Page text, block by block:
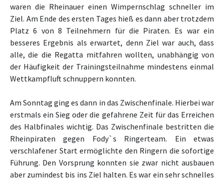
waren die Rheinauer einen Wimpernschlag schneller im
Ziel. Am Ende des ersten Tages hieß es dann aber trotzdem
Platz 6 von 8 Teilnehmern für die Piraten. Es war ein
besseres Ergebnis als erwartet, denn Ziel war auch, dass
alle, die die Regatta mitfahren wollten, unabhängig von
der Häufigkeit der Trainingsteilnahme mindestens einmal
Wettkampfluft schnuppern konnten.
Am Sonntag ging es dann in das Zwischenfinale. Hierbei war
erstmals ein Sieg oder die gefahrene Zeit für das Erreichen
des Halbfinales wichtig. Das Zwischenfinale bestritten die
Rheinpiraten gegen Fody`s Ringerteam. Ein etwas
verschlafener Start ermöglichte den Ringern die sofortige
Führung. Den Vorsprung konnten sie zwar nicht ausbauen
aber zumindest bis ins Ziel halten. Es war ein sehr schnelles